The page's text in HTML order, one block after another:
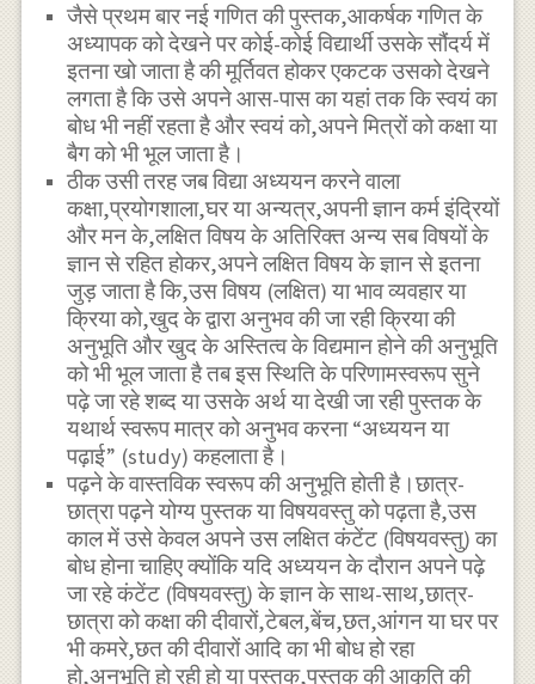
जैसे प्रथम बार नई गणित की पुस्तक,आकर्षक गणित के
अध्यापक को देखने पर कोई-कोई विद्यार्थी उसके सौंदर्य में
इतना खो जाता है की मूर्तिवत होकर एकटक उसको देखने
लगता है कि उसे अपने आस-पास का यहां तक कि स्वयं का
बोध भी नहीं रहता है और स्वयं को,अपने मित्रों को कक्षा या
बैग को भी भूल जाता है।
ठीक उसी तरह जब विद्या अध्ययन करने वाला
कक्षा,प्रयोगशाला,घर या अन्यत्र,अपनी ज्ञान कर्म इंद्रियों
और मन के,लक्षित विषय के अतिरिक्त अन्य सब विषयों के
ज्ञान से रहित होकर,अपने लक्षित विषय के ज्ञान से इतना
जुड़ जाता है कि,उस विषय (लक्षित) या भाव व्यवहार या
क्रिया को,खुद के द्वारा अनुभव की जा रही क्रिया की
अनुभूति और खुद के अस्तित्व के विद्यमान होने की अनुभूति
को भी भूल जाता है तब इस स्थिति के परिणामस्वरूप सुने
पढ़े जा रहे शब्द या उसके अर्थ या देखी जा रही पुस्तक के
यथार्थ स्वरूप मात्र को अनुभव करना “अध्ययन या
पढ़ाई” (study) कहलाता है।
पढ़ने के वास्तविक स्वरूप की अनुभूति होती है।छात्र-
छात्रा पढ़ने योग्य पुस्तक या विषयवस्तु को पढ़ता है,उस
काल में उसे केवल अपने उस लक्षित कंटेंट (विषयवस्तु) का
बोध होना चाहिए क्योंकि यदि अध्ययन के दौरान अपने पढ़े
जा रहे कंटेंट (विषयवस्तु) के ज्ञान के साथ-साथ,छात्र-
छात्रा को कक्षा की दीवारों,टेबल,बेंच,छत,आंगन या घर पर
भी कमरे,छत की दीवारों आदि का भी बोध हो रहा
हो,अनुभूति हो रही हो या पुस्तक,पुस्तक की आकृति की